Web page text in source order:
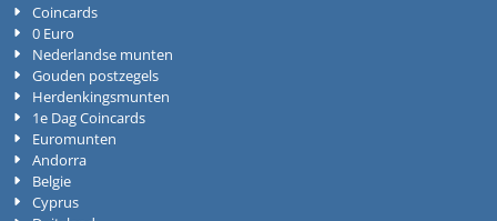
Coincards
0 Euro
Nederlandse munten
Gouden postzegels
Herdenkingsmunten
1e Dag Coincards
Euromunten
Andorra
Belgie
Cyprus